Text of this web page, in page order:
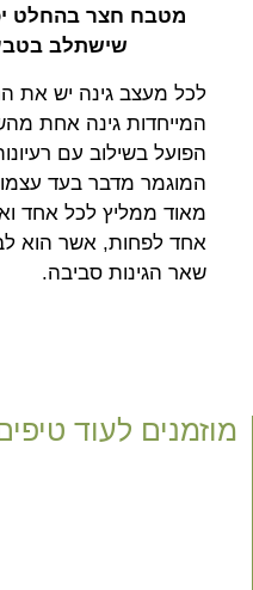
מטבח חצר בהחלט
שישתלב
לכל מעצב גינה יש את
המייחדות גינה אחת
הפועל בשילוב עם
המוגמר מדבר בעד עצמו
מאוד ממליץ לכל אחד
אחד לפחות, אשר הוא
שאר הגינות סביבה.
מוזמנים לעוד